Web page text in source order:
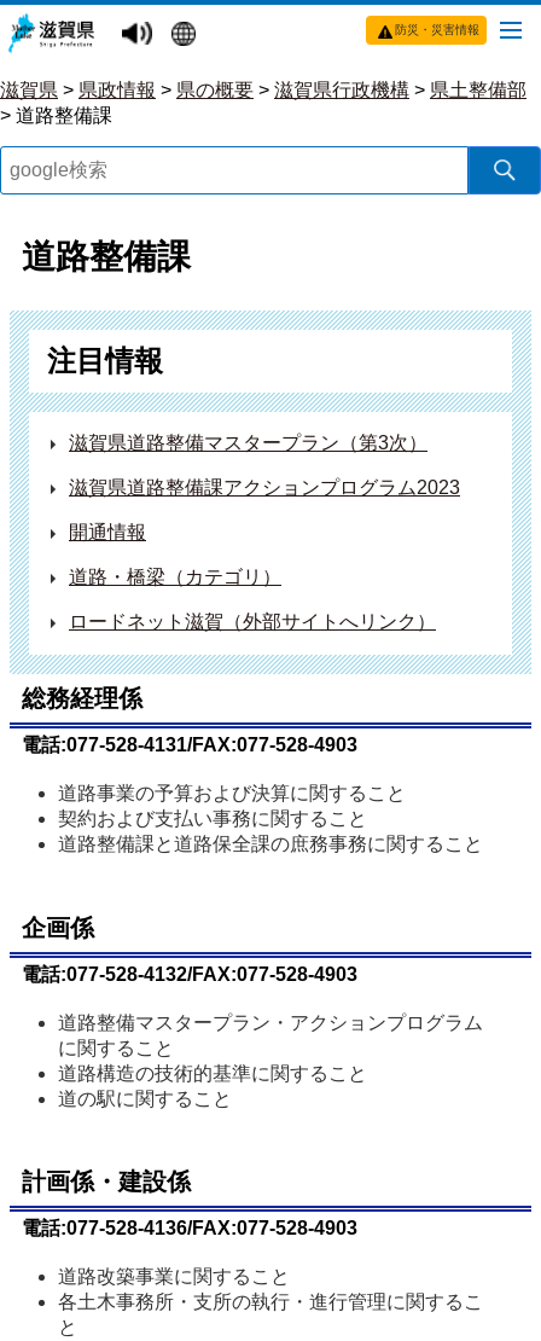
防災・災害情報
滋賀県 > 県政情報 > 県の概要 > 滋賀県行政機構 > 県土整備部
> 道路整備課
道路整備課
注目情報
滋賀県道路整備マスタープラン（第3次）
滋賀県道路整備課アクションプログラム2023
開通情報
道路・橋梁（カテゴリ）
ロードネット滋賀（外部サイトへリンク）
総務経理係
電話:077-528-4131/FAX:077-528-4903
道路事業の予算および決算に関すること
契約および支払い事務に関すること
道路整備課と道路保全課の庶務事務に関すること
企画係
電話:077-528-4132/FAX:077-528-4903
道路整備マスタープラン・アクションプログラム
に関すること
道路構造の技術的基準に関すること
道の駅に関すること
計画係・建設係
電話:077-528-4136/FAX:077-528-4903
道路改築事業に関すること
各土木事務所・支所の執行・進行管理に関するこ
と